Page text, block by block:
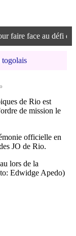
faire face au défi
togolais
de Rio est
de mission le
officielle en
JO de Rio.
lors de la
Edwidge Apedo)